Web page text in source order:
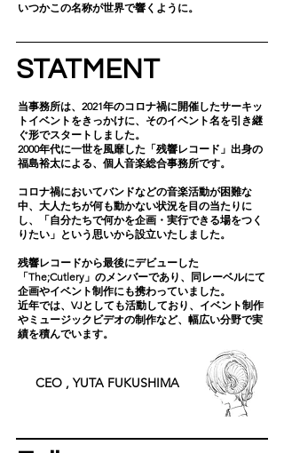
いつかこの名称が世界で響くように。
STATMENT
当事務所は、2021年のコロナ禍に開催したサーキッ
トイベントをきっかけに、そのイベント名を引き継
ぐ形でスタートしました。
2000年代に一世を風靡した「残響レコード」出身の
福島裕太による、個人音楽総合事務所です。
コロナ禍においてバンドなどの音楽活動が困難な
中、大人たちが何も動かない状況を目の当たりに
し、「自分たちで何かを企画・実行できる場をつく
りたい」という思いから設立いたしました。
残響レコードから最後にデビューした
「The;Cutlery」のメンバーであり、同レーベルにて
企画やイベント制作にも携わっていました。
近年では、VJとしても活動しており、イベント制作
やミュージックビデオの制作など、幅広い分野で実
績を積んでいます。
CEO , YUTA FUKUSHIMA